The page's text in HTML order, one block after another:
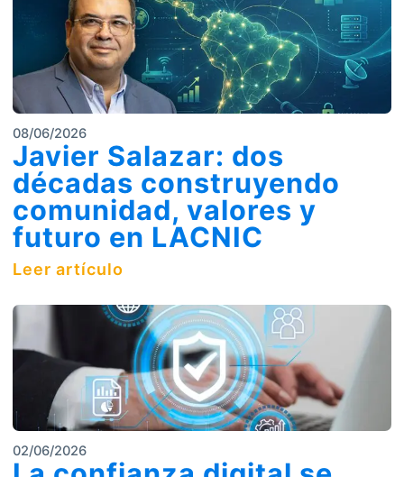
08/06/2026
Javier Salazar: dos
décadas construyendo
comunidad, valores y
futuro en LACNIC
Leer artículo
02/06/2026